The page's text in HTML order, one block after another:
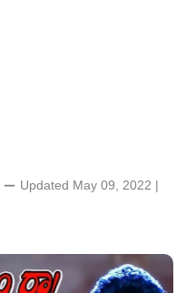
⚊ Updated May 09, 2022 |